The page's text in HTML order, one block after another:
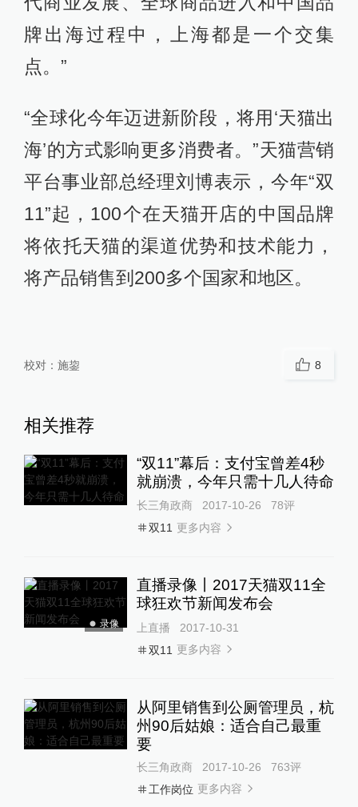
牌出海过程中，上海都是一个交集
点。”
“全球化今年迈进新阶段，将用‘天猫出
海’的方式影响更多消费者。”天猫营销
平台事业部总经理刘博表示，今年“双
11”起，100个在天猫开店的中国品牌
将依托天猫的渠道优势和技术能力，
将产品销售到200多个国家和地区。
校对： 施鋆 8
相关推荐
“双11”幕后：支付宝曾差4秒
就崩溃，今年只需十几人待命
长三角政商 2017-10-26 78评
双11 更多内容
录像
直播录像丨2017天猫双11全
球狂欢节新闻发布会
上直播
2017-10-31
双11 更多内容
从阿里销售到公厕管理员，杭
州90后姑娘：适合自己最重
要
长三角政商 2017-10-26 763评
工作岗位 更多内容